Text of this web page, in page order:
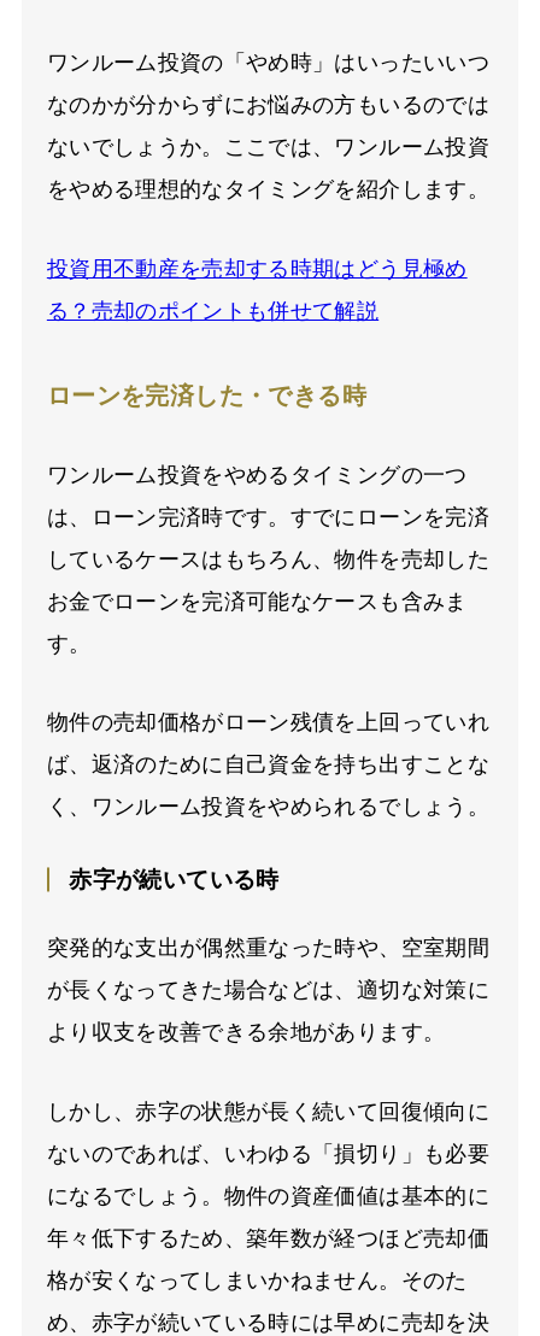
ワンルーム投資の「やめ時」はいったいいつ
なのかが分からずにお悩みの方もいるのでは
ないでしょうか。ここでは、ワンルーム投資
をやめる理想的なタイミングを紹介します。
投資用不動産を売却する時期はどう見極め
る？売却のポイントも併せて解説
ローンを完済した・できる時
ワンルーム投資をやめるタイミングの一つ
は、ローン完済時です。すでにローンを完済
しているケースはもちろん、物件を売却した
お金でローンを完済可能なケースも含みま
す。
物件の売却価格がローン残債を上回っていれ
ば、返済のために自己資金を持ち出すことな
く、ワンルーム投資をやめられるでしょう。
赤字が続いている時
突発的な支出が偶然重なった時や、空室期間
が長くなってきた場合などは、適切な対策に
より収支を改善できる余地があります。
しかし、赤字の状態が長く続いて回復傾向に
ないのであれば、いわゆる「損切り」も必要
になるでしょう。物件の資産価値は基本的に
年々低下するため、築年数が経つほど売却価
格が安くなってしまいかねません。そのた
め、赤字が続いている時には早めに売却を決